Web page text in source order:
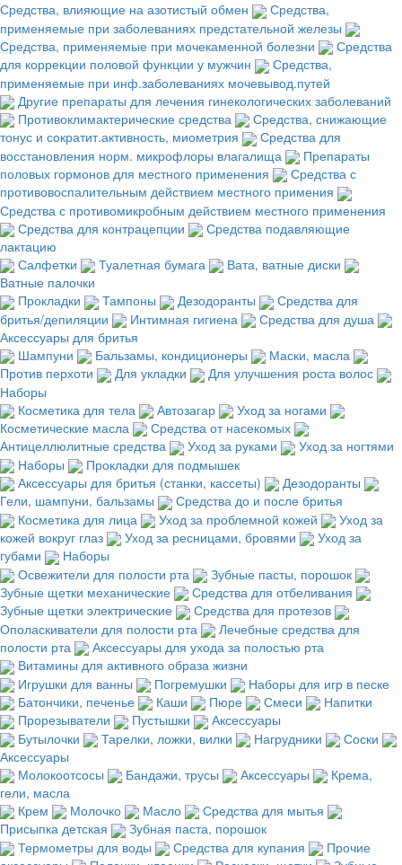
Средства, влияющие на азотистый обмен
Средства,
применяемые при заболеваниях предстательной железы
Средства, применяемые при мочекаменной болезни
Средства
для коррекции половой функции у мужчин
Средства,
применяемые при инф.заболеваниях мочевывод.путей
Другие препараты для лечения гинекологических заболеваний
Противоклимактерические средства
Средства, снижающие
тонус и сократит.активность, миометрия
Средства для
восстановления норм. микрофлоры влагалища
Препараты
половых гормонов для местного применения
Средства с
противовоспалительным действием местного примения
Средства с противомикробным действием местного применения
Средства для контрацепции
Средства подавляющие
лактацию
Салфетки
Туалетная бумага
Вата, ватные диски
Ватные палочки
Прокладки
Тампоны Дезодоранты
Средства для
бритья/депиляции
Интимная гигиена
Средства для душа
Аксессуары для бритья
Шампуни
Бальзамы, кондиционеры
Маски, масла
Против перхоти
Для укладки
Для улучшения роста волос
Наборы
Косметика для тела
Автозагар
Уход за ногами
Косметические масла
Средства от насекомых
Антицеллюлитные средства
Уход за руками
Уход за ногтями
Наборы
Прокладки для подмышек
Аксессуары для бритья (станки, кассеты)
Дезодоранты
Гели, шампуни, бальзамы
Средства до и после бритья
Косметика для лица
Уход за проблемной кожей
Уход за
кожей вокруг глаз
Уход за ресницами, бровями
Уход за
губами
Наборы
Освежители для полости рта
Зубные пасты, порошок
Зубные щетки механические
Средства для отбеливания
Зубные щетки электрические
Средства для протезов
Ополаскиватели для полости рта
Лечебные средства для
полости рта
Аксессуары для ухода за полостью рта
Витамины для активного образа жизни
Игрушки для ванны
Погремушки
Наборы для игр в песке
Батончики, печенье
Каши Пюре Смеси
Напитки
Прорезыватели
Пустышки
Аксессуары
Бутылочки
Тарелки, ложки, вилки Нагрудники
Соски
Аксессуары
Молокоотсосы
Бандажи, трусы Аксессуары
Крема,
гели, масла
Крем
Молочко Масло
Средства для мытья
Присыпка детская
Зубная паста, порошок
Термометры для воды
Средства для купания
Прочие